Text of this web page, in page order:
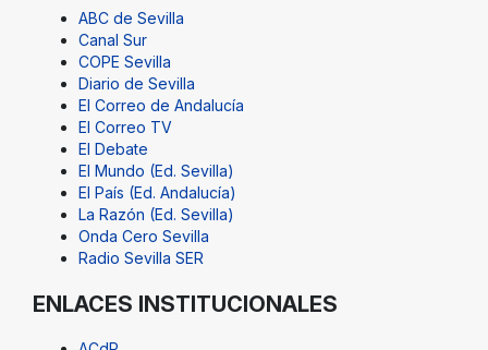
ABC de Sevilla
Canal Sur
COPE Sevilla
Diario de Sevilla
El Correo de Andalucía
El Correo TV
El Debate
El Mundo (Ed. Sevilla)
El País (Ed. Andalucía)
La Razón (Ed. Sevilla)
Onda Cero Sevilla
Radio Sevilla SER
ENLACES INSTITUCIONALES